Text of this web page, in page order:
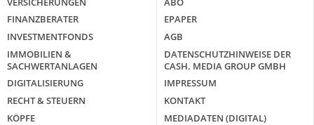
FINANZBERATER
INVESTMENTFONDS
IMMOBILIEN &
SACHWERTANLAGEN
DIGITALISIERUNG
RECHT & STEUERN
KÖPFE
EPAPER
AGB
DATENSCHUTZHINWEISE DER
CASH. MEDIA GROUP GMBH
IMPRESSUM
KONTAKT
MEDIADATEN (DIGITAL)